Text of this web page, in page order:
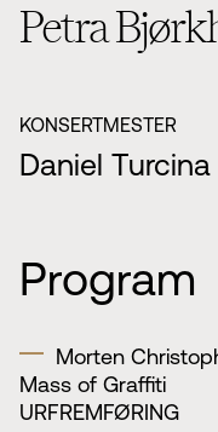
Petra
KONSERTMESTER
Daniel Turcina
Program
Morten
Mass of Graffiti
URFREMFØRING